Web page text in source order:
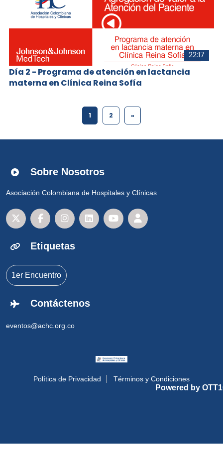
22:17
Día 2 - Programa de atención en lactancia
materna en Clínica Reina Sofía
1 2 »
Sobre Nosotros
Asociación Colombiana de Hospitales y Clínicas
Etiquetas
1er Encuentro
Contáctenos
eventos@achc.org.co
Política de Privacidad Términos y Condiciones
Powered by